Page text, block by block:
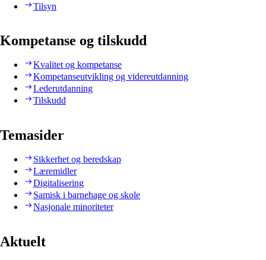
Tilsyn
Kompetanse og tilskudd
Kvalitet og kompetanse
Kompetanseutvikling og videreutdanning
Lederutdanning
Tilskudd
Temasider
Sikkerhet og beredskap
Læremidler
Digitalisering
Samisk i barnehage og skole
Nasjonale minoriteter
Aktuelt